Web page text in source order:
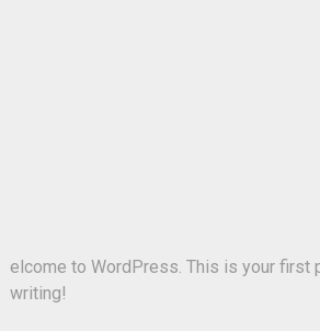
elcome to WordPress. This is your first
writing!